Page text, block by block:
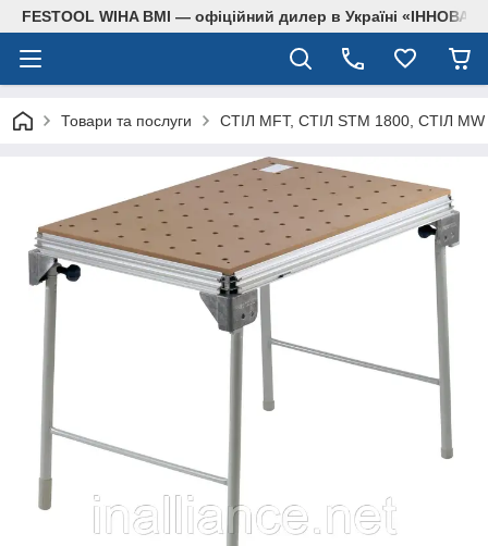
FESTOOL WIHA BMI — офіційний дилер в Україні
Товари та послуги СТІЛ MFT, СТІЛ STM 1800, СТІЛ